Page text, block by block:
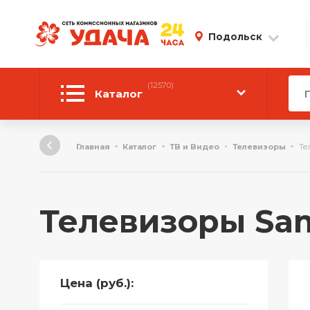
Подольск
Каталог
(12570)
Автотовары
Компьютерная техника
ТВ и Видео
Главная Каталог ТВ и Видео Телевизоры
Телевизоры
Цена (руб.):